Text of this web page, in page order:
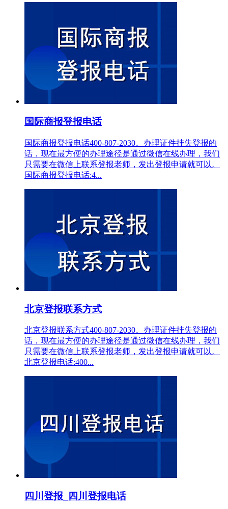
国际商报登报电话
国际商报登报电话400-807-2030。办理证件挂失登报的
话，现在最方便的办理途径是通过微信在线办理，我们
只需要在微信上联系登报老师，发出登报申请就可以。
国际商报登报电话:4...
北京登报联系方式
北京登报联系方式400-807-2030。办理证件挂失登报的
话，现在最方便的办理途径是通过微信在线办理，我们
只需要在微信上联系登报老师，发出登报申请就可以。
北京登报电话:400...
四川登报_四川登报电话